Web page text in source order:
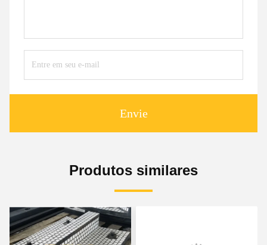
Envie
Produtos similares